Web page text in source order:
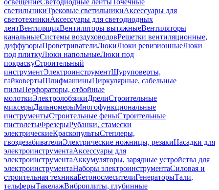
освещениеСветодиодные лентыТочечные
светильникиТрековые светильникиАксессуары для
светотехникиАксессуары для светодиодных
лентВентиляцияВентиляторы вытяжныеВентиляторы
канальныеСистемы воздуховодовРешетки вентиляционные,
диффузорыПроветривателиЛюкиЛюки ревизионныеЛюки
под плиткуЛюки напольныеЛюки под
покраскуСтроительный
инструментЭлектроинструментШуруповерты,
гайковертыШлифмашиныЦиркулярные, сабельные
пилыПерфораторы, отбойные
молоткиЭлектролобзикиДрелиСтроительные
миксерыДальномерыМногофункциональные
инструментыСтроительные феныСтроительные
пистолетыФрезерыРубанки, стамески
электрическиеКраскопультыСтеплеры,
гвоздезабивателиЭлектрические ножницы, резакиНасадки для
электроинструментаАксессуары для
электроинструментаАккумуляторы, зарядные устройства для
электроинструментаНаборы электроинструментаСиловая и
строительная техникаБетоносмесителиГенераторыТали,
тельферыТакелажВиброплиты, глубинные